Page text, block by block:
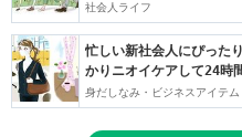
社会人ライフ
忙しい新社会人にぴった
かりニオイケアして24時
身だしなみ・ビジネスアイテム